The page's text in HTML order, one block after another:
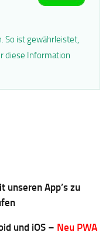
So ist gewährleistet,
diese Information
unseren App’s zu
und iOS – Neu PWA